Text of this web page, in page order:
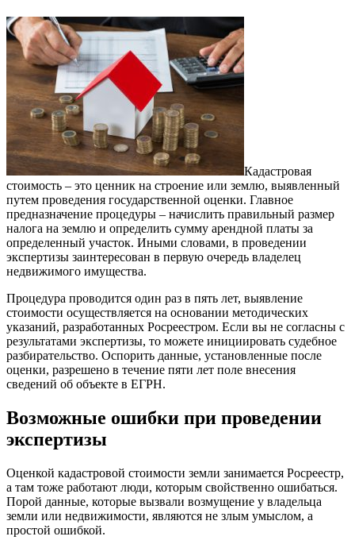
Кадастровая
стоимость – это ценник на строение или землю, выявленный
путем проведения государственной оценки. Главное
предназначение процедуры – начислить правильный размер
налога на землю и определить сумму арендной платы за
определенный участок. Иными словами, в проведении
экспертизы заинтересован в первую очередь владелец
недвижимого имущества.
Процедура проводится один раз в пять лет, выявление
стоимости осуществляется на основании методических
указаний, разработанных Росреестром. Если вы не согласны с
результатами экспертизы, то можете инициировать судебное
разбирательство. Оспорить данные, установленные после
оценки, разрешено в течение пяти лет поле внесения
сведений об объекте в ЕГРН.
Возможные ошибки при проведении
экспертизы
Оценкой кадастровой стоимости земли занимается Росреестр,
а там тоже работают люди, которым свойственно ошибаться.
Порой данные, которые вызвали возмущение у владельца
земли или недвижимости, являются не злым умыслом, а
простой ошибкой.